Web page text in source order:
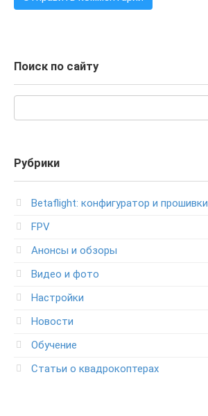
Поиск по сайту
Рубрики
Betaflight: конфигуратор и прошивки
FPV
Анонсы и обзоры
Видео и фото
Настройки
Новости
Обучение
Статьи о квадрокоптерах